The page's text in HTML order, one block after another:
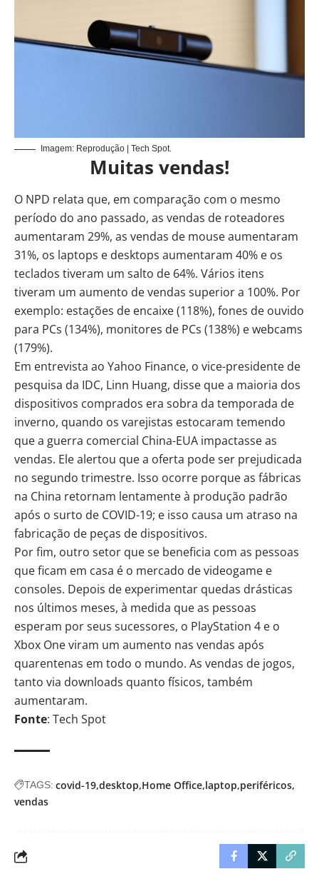
Imagem: Reprodução | Tech Spot.
Muitas vendas!
O NPD relata que, em comparação com o mesmo
período do ano passado, as vendas de roteadores
aumentaram 29%, as vendas de mouse aumentaram
31%, os laptops e desktops aumentaram 40% e os
teclados tiveram um salto de 64%. Vários itens
tiveram um aumento de vendas superior a 100%. Por
exemplo: estações de encaixe (118%), fones de ouvido
para PCs (134%), monitores de PCs (138%) e webcams
(179%).
Em entrevista ao Yahoo Finance, o vice-presidente de
pesquisa da IDC, Linn Huang, disse que a maioria dos
dispositivos comprados era sobra da temporada de
inverno, quando os varejistas estocaram temendo
que a guerra comercial China-EUA impactasse as
vendas. Ele alertou que a oferta pode ser prejudicada
no segundo trimestre. Isso ocorre porque as fábricas
na China retornam lentamente à produção padrão
após o surto de COVID-19; e isso causa um atraso na
fabricação de peças de dispositivos.
Por fim, outro setor que se beneficia com as pessoas
que ficam em casa é o mercado de videogame e
consoles. Depois de experimentar quedas drásticas
nos últimos meses, à medida que as pessoas
esperam por seus sucessores, o PlayStation 4 e o
Xbox One viram um aumento nas vendas após
quarentenas em todo o mundo. As vendas de jogos,
tanto via downloads quanto físicos, também
aumentaram.
Fonte: Tech Spot
TAGS: covid-19 desktop Home Office laptop periféricos
vendas